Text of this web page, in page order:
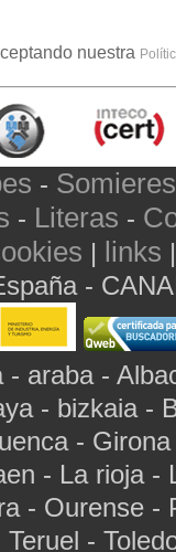
nuestra
- Somieres
- Literas -
| links
-
- araba -
- bizkaia -
-
- La rioja
- Ourense
-